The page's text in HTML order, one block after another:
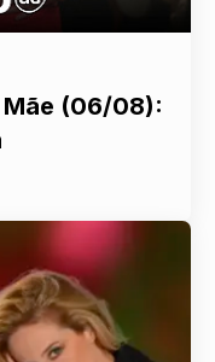
Mãe (06/08):